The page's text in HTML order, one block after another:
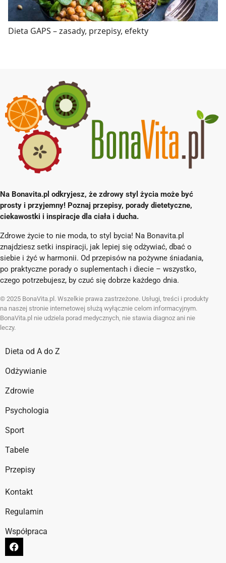
Dieta GAPS – zasady, przepisy, efekty
Na Bonavita.pl odkryjesz, że zdrowy styl życia może być
prosty i przyjemny! Poznaj przepisy, porady dietetyczne,
ciekawostki i inspiracje dla ciała i ducha.
Zdrowe życie to nie moda, to styl bycia! Na Bonavita.pl
znajdziesz setki inspiracji, jak lepiej się odżywiać, dbać o
siebie i żyć w harmonii. Od przepisów na pożywne śniadania,
po praktyczne porady o suplementach i diecie – wszystko,
czego potrzebujesz, by czuć się dobrze każdego dnia.
© 2025 BonaVita.pl. Wszelkie prawa zastrzeżone. Usługi, treści i produkty
na naszej stronie internetowej służą wyłącznie celom informacyjnym.
BonaVita.pl nie udziela porad medycznych, nie stawia diagnoz ani nie
leczy.
Dieta od A do Z
Odżywianie
Zdrowie
Psychologia
Sport
Tabele
Przepisy
Kontakt
Regulamin
Współpraca